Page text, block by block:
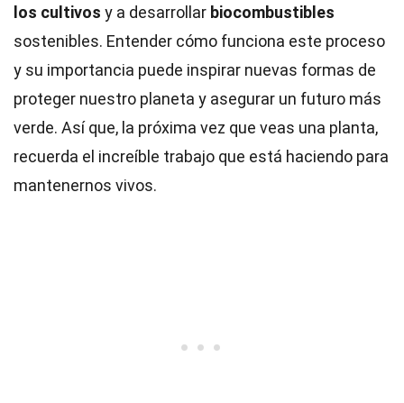
los cultivos y a desarrollar biocombustibles
sostenibles. Entender cómo funciona este proceso
y su importancia puede inspirar nuevas formas de
proteger nuestro planeta y asegurar un futuro más
verde. Así que, la próxima vez que veas una planta,
recuerda el increíble trabajo que está haciendo para
mantenernos vivos.